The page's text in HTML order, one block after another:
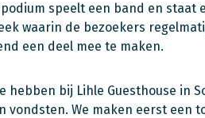
speelt een band en
waarin de bezoekers
een deel mee te maken.
hebben bij Lihle Guesthouse in
vondsten. We maken eerst